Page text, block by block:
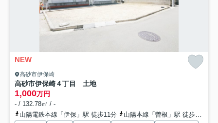
NEW
高砂市伊保崎
高砂市伊保崎４丁目 土地
1,000万円
- / 132.78㎡ / -
山陽電鉄本線「伊保」駅 徒歩11分
山陽本線「曽根」駅 徒歩43分